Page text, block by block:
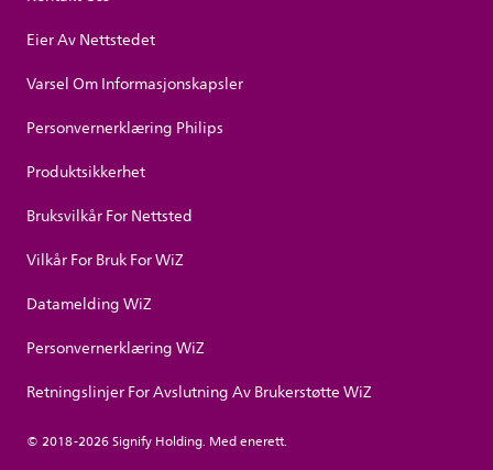
Eier Av Nettstedet
Varsel Om Informasjonskapsler
Personvernerklæring Philips
Produktsikkerhet
Bruksvilkår For Nettsted
Vilkår For Bruk For WiZ
Datamelding WiZ
Personvernerklæring WiZ
Retningslinjer For Avslutning Av Brukerstøtte WiZ
© 2018-2026 Signify Holding. Med enerett.